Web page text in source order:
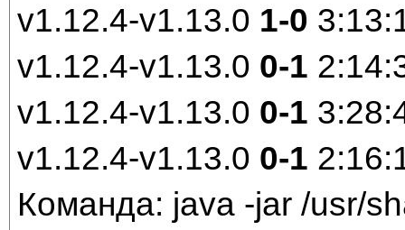
v1.12.4-v1.13.0 1-0
v1.12.4-v1.13.0 0-1
v1.12.4-v1.13.0 0-1
v1.12.4-v1.13.0 0-1
Команда: java -jar /usr/